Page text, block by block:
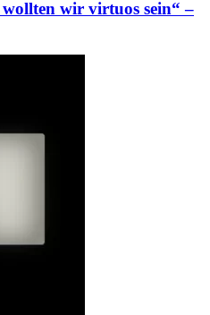
wir virtuos sein“ –